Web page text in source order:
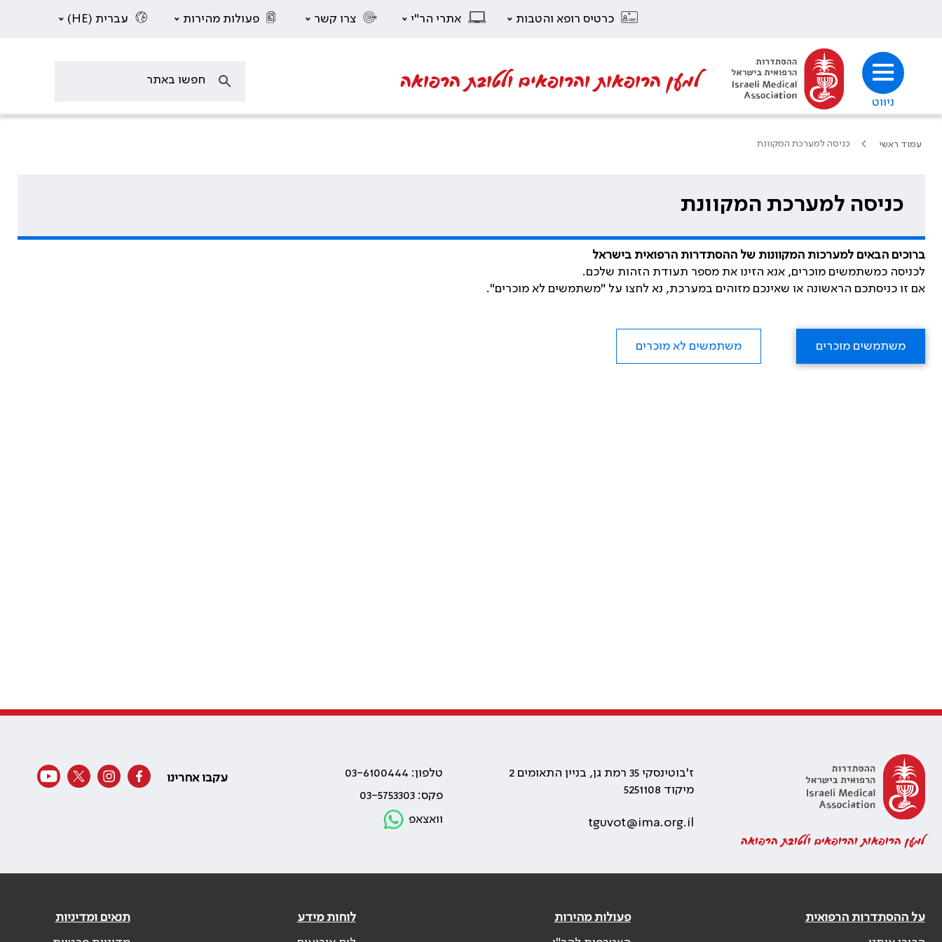
כרטיס רופא והטבות אתרי הר"י צרו קשר פעולות מהירות עברית (HE)
ניווט
למען הרופאות והרופאים ולטובת הרפואה
עמוד ראשי כניסה למערכת המקוונת
כניסה למערכת המקוונת
ברוכים הבאים למערכות המקוונות של ההסתדרות הרפואית בישראל
לכניסה כמשתמשים מוכרים, אנא הזינו את מספר תעודת הזהות שלכם.
אם זו כניסתכם הראשונה או שאינכם מזוהים במערכת, נא לחצו על "משתמשים לא מוכרים".
משתמשים מוכרים משתמשים לא מוכרים
למען הרופאות והרופאים ולטובת הרפואה
ז'בוטינסקי 35 רמת גן, בניין התאומים 2
מיקוד 5251108
tguvot@ima.org.il
טלפון: 03-6100444
פקס: 03-5753303
וואצאפ
עקבו אחרינו
על ההסתדרות הרפואית
פעולות מהירות
לוחות מידע
תנאים ומדיניות